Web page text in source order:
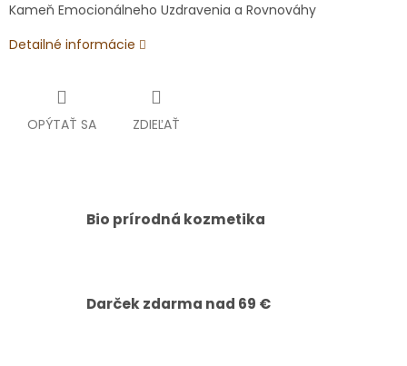
Kameň Emocionálneho Uzdravenia a Rovnováhy
Detailné informácie
OPÝTAŤ SA ZDIEĽAŤ
Bio prírodná kozmetika
Darček zdarma nad 69 €